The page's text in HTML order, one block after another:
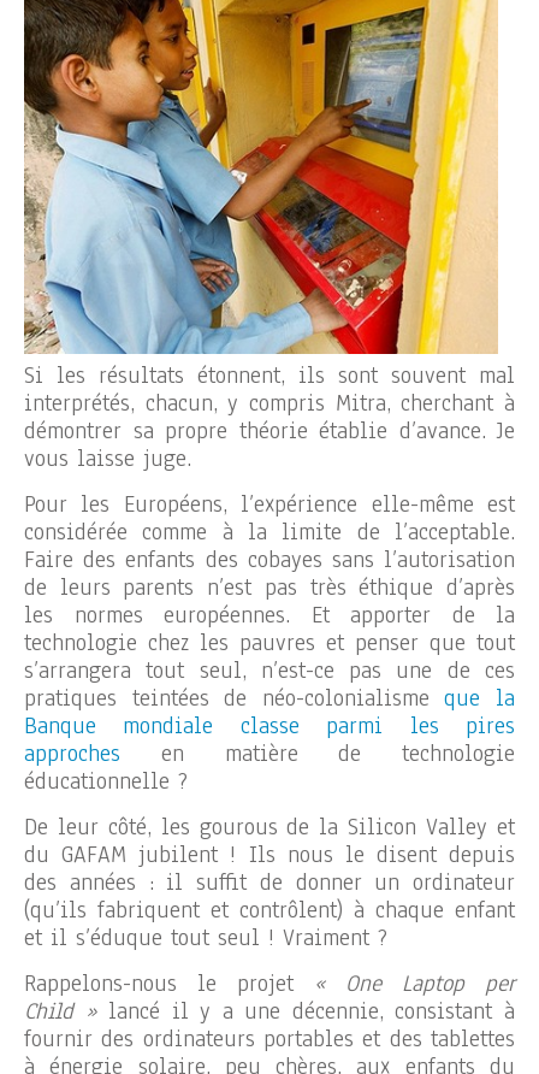
Si les résultats étonnent, ils sont souvent mal
interprétés, chacun, y compris Mitra, cherchant à
démontrer sa propre théorie établie d’avance. Je
vous laisse juge.
Pour les Européens, l’expérience elle-même est
considérée comme à la limite de l’acceptable.
Faire des enfants des cobayes sans l’autorisation
de leurs parents n’est pas très éthique d’après
les normes européennes. Et apporter de la
technologie chez les pauvres et penser que tout
s’arrangera tout seul, n’est-ce pas une de ces
pratiques teintées de néo-colonialismeque la
Banque mondiale classe parmi les pires
approches en matière de technologie
éducationnelle ?
De leur côté, les gourous de la Silicon Valley et
du GAFAM jubilent ! Ils nous le disent depuis
des années : il suffit de donner un ordinateur
(qu’ils fabriquent et contrôlent) à chaque enfant
et il s’éduque tout seul ! Vraiment ?
Rappelons-nous le projet « One Laptop per
Child »lancé il y a une décennie, consistant à
fournir des ordinateurs portables et des tablettes
à énergie solaire, peu chères, aux enfants du